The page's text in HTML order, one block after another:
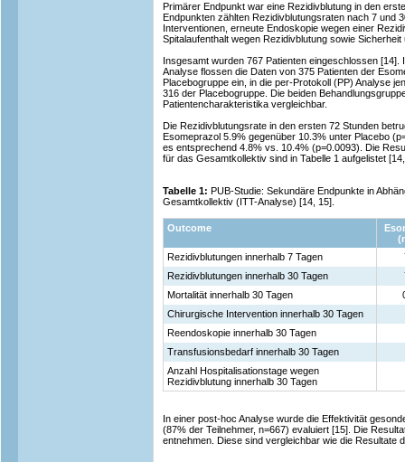
Primärer Endpunkt war eine Rezidivblutung in den
Endpunkten zählten Rezidivblutungsraten nach 7 und
Interventionen, erneute Endoskopie wegen einer
Spitalaufenthalt wegen Rezidivblutung sowie
Insgesamt wurden 767 Patienten eingeschlossen [14].
Analyse flossen die Daten von 375 Patienten der
Placebogruppe ein, in die per-Protokoll (PP) Analyse
316 der Placebogruppe. Die beiden
Patientencharakteristika vergleichbar.
Die Rezidivblutungsrate in den ersten 72 Stunden
Esomeprazol 5.9% gegenüber 10.3% unter Placebo
es entsprechend 4.8% vs. 10.4% (p=0.0093). Die
für das Gesamtkollektiv sind in Tabelle 1 aufgelistet
Tabelle 1: PUB-Studie: Sekundäre Endpunkte in
Gesamtkollektiv (ITT-Analyse) [14, 15].
Outcome
Rezidivblutungen innerhalb 7 Tagen
Rezidivblutungen innerhalb 30 Tagen
Mortalität innerhalb 30 Tagen
Chirurgische Intervention innerhalb 30 Tagen
Reendoskopie innerhalb 30 Tagen
Transfusionsbedarf innerhalb 30 Tagen
Anzahl Hospitalisationstage wegen
Rezidivblutung innerhalb 30 Tagen
In einer post-hoc Analyse wurde die Effektivität
(87% der Teilnehmer, n=667) evaluiert [15]. Die
entnehmen. Diese sind vergleichbar wie die Resultate